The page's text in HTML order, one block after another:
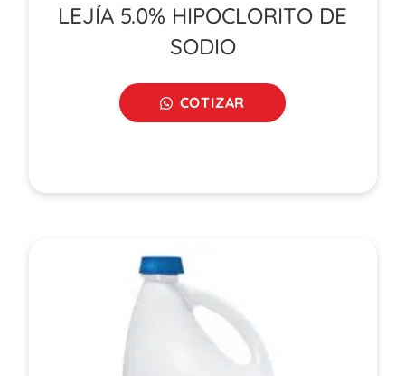
LEJÍA 5.0% HIPOCLORITO DE
SODIO
COTIZAR